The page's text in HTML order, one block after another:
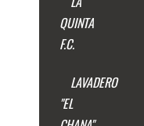
QUINTA
F.C.
LAVADERO
"EL